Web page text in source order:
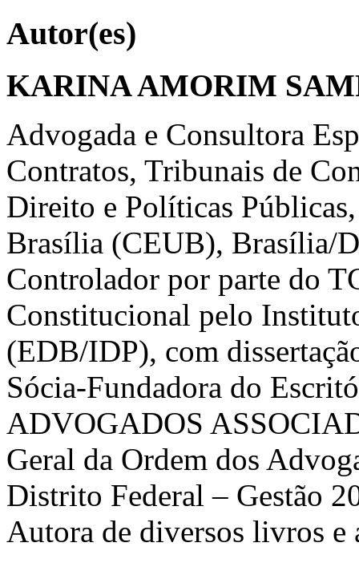
Autor(es)
KARINA AMORIM
Advogada e Consultora
Contratos, Tribunais de
Direito e Políticas
Brasília (CEUB), Brasília/
Controlador por parte do
Constitucional pelo
(EDB/IDP), com
Sócia-Fundadora do
ADVOGADOS
Geral da Ordem dos
Distrito Federal – Gestão
Autora de diversos livros e